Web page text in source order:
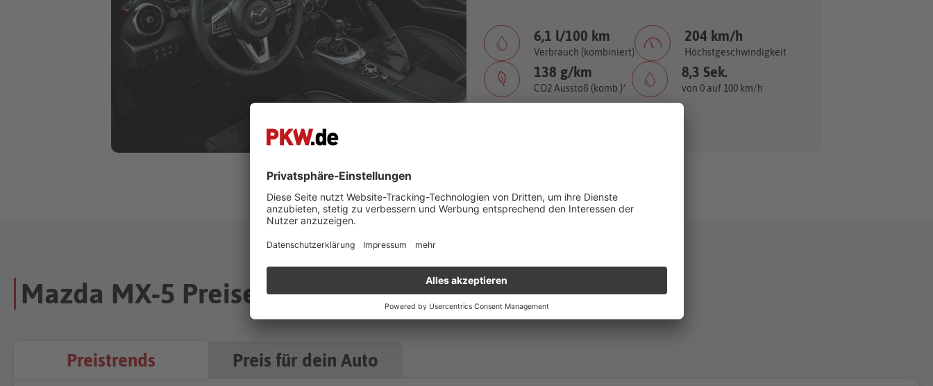
6,1 l/100 km
Verbrauch (kombiniert)
204 km/h
Höchstgeschwindigkeit
138 g/km
CO2 Ausstoß (komb.)*
8,3 Sek.
von 0 auf 100 km/h
Mazda MX-5 Preisentwicklung
Preistrends Preis für dein Auto